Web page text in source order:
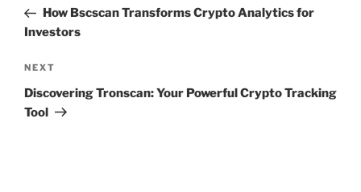
PostHow Bscscan Transforms Crypto Analytics for
Investors
Next
Post
NEXT
Discovering Tronscan: Your Powerful Crypto Tracking
Tool